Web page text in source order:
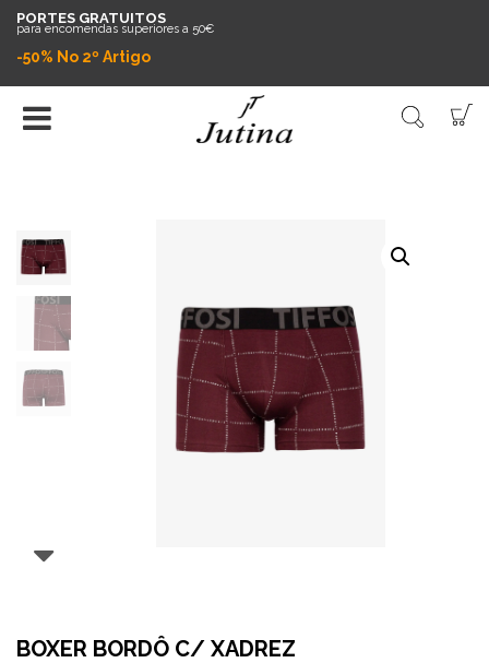
PORTES GRATUITOS
para encomendas superiores a 50€
-50% No 2º Artigo
BOXER BORDÔ C/ XADREZ